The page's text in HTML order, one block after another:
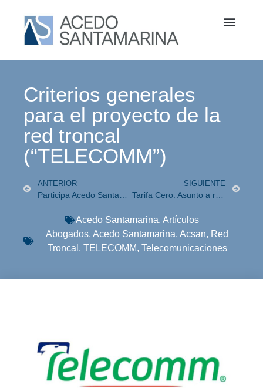
Criterios generales
para el proyecto de la
red troncal
(“TELECOMM”)
ANTERIOR SIGUIENTE
Tarifa Cero: Asunto a resolverse en la Suprema Corte de Justicia
Acedo Santamarina, Artículos
Abogados, Acedo Santamarina, Acsan, Red
Troncal , TELECOMM, Telecomunicaciones